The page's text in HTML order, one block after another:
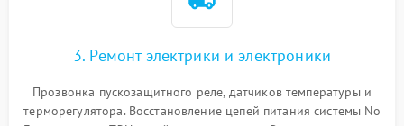
3. Ремонт электрики и электроники
Прозвонка пускозащитного реле, датчиков температуры и
терморегулятора. Восстановление цепей питания системы No